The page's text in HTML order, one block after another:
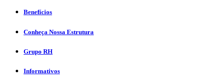
Benefícios
Conheça Nossa Estrutura
Grupo RH
Informativos